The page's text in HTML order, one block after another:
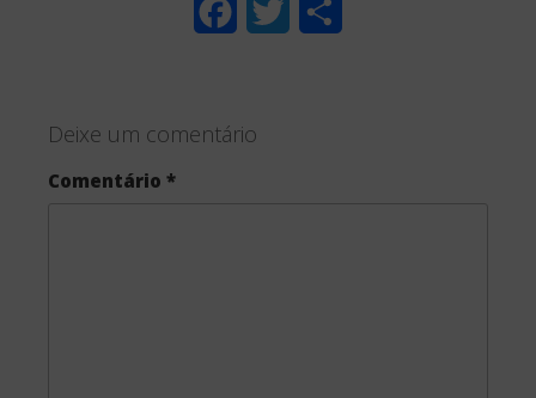
e
Deixe um comentário
Comentário *